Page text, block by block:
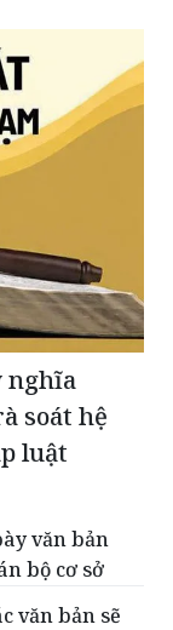
nghĩa
soát hệ
luật
văn bản
bộ cơ sở
văn bản sẽ